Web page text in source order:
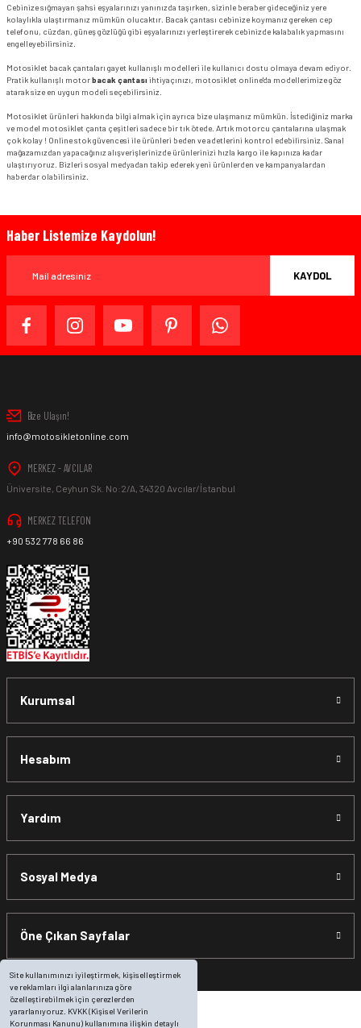
Site kullanımınızı iyileştirmek, kişiselleştirmek
ve reklamları ilgi alanlarınıza göre
özelleştirebilmek için çerezlerden
yararlanıyoruz. KVKK (Kişisel Verilerin
Korunması Kanunu) kullanımına ilişkin detaylı
Cebinize sığmayan şahsi eşyalarınızı yanınızda taşırken, sizinle beraber gideceğiniz yere
kolaylıkla ulaştırmanız mümkün olucaktır. Bacak çantası cebinize koymanız gereken cep
telefonu, cüzdan, güneş gözlüğü gibi eşyalarınızı yerleştirerek cebinizde kalabalık yapmasını
engelleyebilirsiniz.
Motosiklet bacak çantaları gayet kullanışlı modelleri ile kullanıcı dostu olmaya devam ediyor.
Pratik kullanışlı motorbacak çantasıihtiyaçınızı, motosiklet online'da modellerimize göz
atarak size en uygun modeli seçebilirsiniz.
Motosiklet ürünleri hakkında bilgi almak için ayrıca bize ulaşmanız mümkün. İstediğiniz marka
ve model motosiklet çanta çeşitleri sadece bir tık ötede. Artık motorcu çantalarına ulaşmak
çok kolay ! Online stok güvencesi ile ürünleri beden ve adetlerini kontrol edebilirsiniz. Sanal
mağazamızdan yapacağınız alışverişlerinizde ürünlerinizi hızla kargo ile kapınıza kadar
ulaştırıyoruz. Bizleri sosyal medyadan takip ederek yeni ürünlerden ve kampanyalardan
haberdar olabilirsiniz.
Haber Listemize Kaydolun!
KAYDOL
Bize Ulaşın!
info@motosikletonline.com
MERKEZ - AVCILAR
Üniversite, Ceyhun Sk. No:2/A, 34320 Avcılar/İstanbul
MERKEZ TELEFON
+90 532 778 66 86
Kurumsal
Hesabım
Yardım
Sosyal Medya
Öne Çıkan Sayfalar